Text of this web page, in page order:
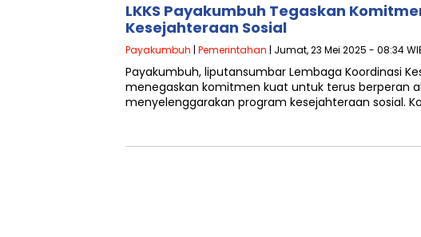
LKKS Payakumbuh Tegaskan
Kesejahteraan Sosial
Payakumbuh | Pemerintahan | Jumat, 23 Mei 2025 - 08:34
Payakumbuh, liputansumbar Lembaga Koordinasi
menegaskan komitmen kuat untuk terus berperan
menyelenggarakan program kesejahteraan sosial.